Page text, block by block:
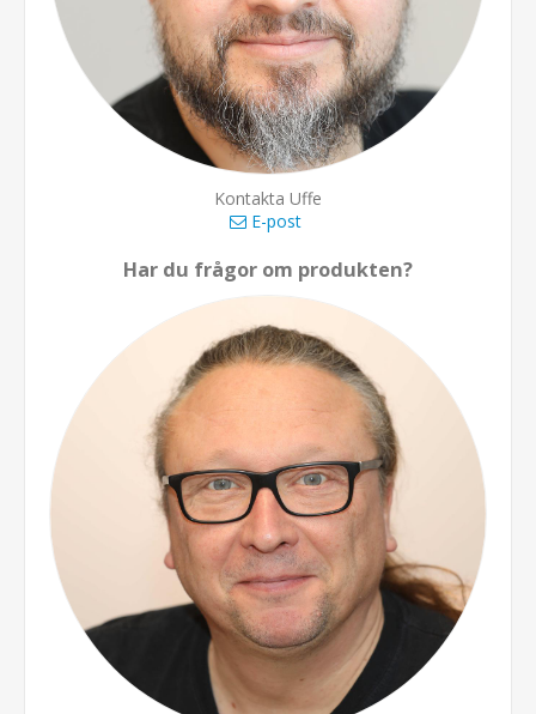
Kontakta Uffe
E-post
Har du frågor om produkten?